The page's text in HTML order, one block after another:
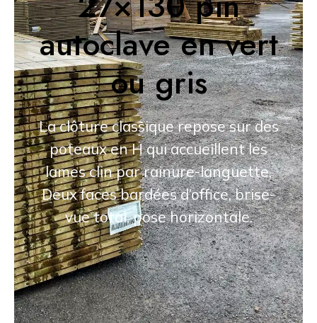
autoclave en vert
ou gris
La clôture classique repose sur des
poteaux en H qui accueillent les
lames clin par rainure-languette.
Deux faces bardées d’office, brise-
vue total, pose horizontale.